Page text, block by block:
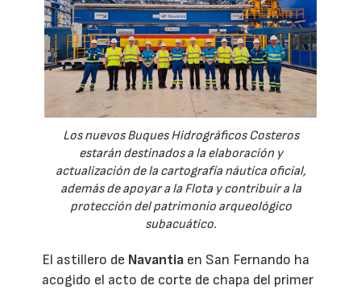
Los nuevos Buques Hidrográficos Costeros
estarán destinados a la elaboración y
actualización de la cartografía náutica oficial,
además de apoyar a la Flota y contribuir a la
protección del patrimonio arqueológico
subacuático.
El astillero de Navantia en San Fernando ha
acogido el acto de corte de chapa del primer